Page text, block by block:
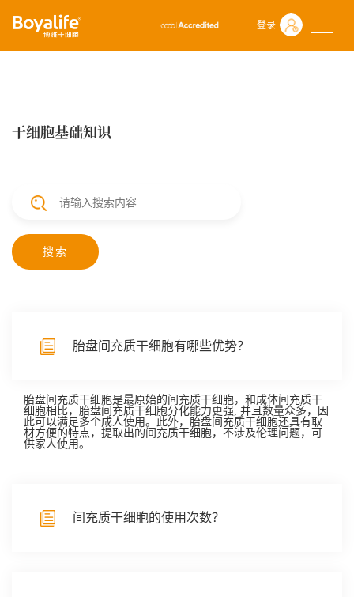
登录
首页 常见问题 干细胞基础知识
干细胞基础知识
搜索
胎盘间充质干细胞有哪些优势？
胎盘间充质干细胞是最原始的间充质干细胞，和成体间充质干
细胞相比，胎盘间充质干细胞分化能力更强, 并且数量众多，因
此可以满足多个成人使用。此外，胎盘间充质干细胞还具有取
材方便的特点，提取出的间充质干细胞，不涉及伦理问题，可
供家人使用。
间充质干细胞的使用次数？